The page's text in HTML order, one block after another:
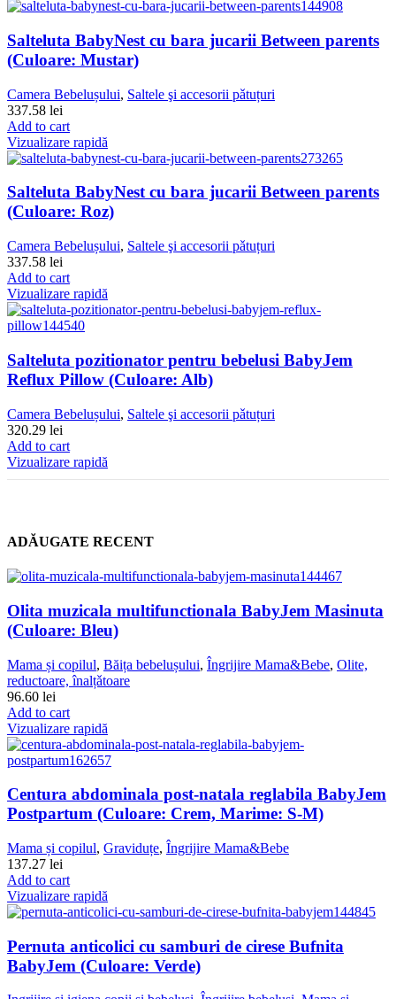
Salteluta BabyNest cu bara jucarii Between parents
(Culoare: Mustar)
Camera Bebelușului, Saltele şi accesorii pǎtuțuri
337.58 lei
Add to cart
Vizualizare rapidă
Salteluta BabyNest cu bara jucarii Between parents
(Culoare: Roz)
Camera Bebelușului, Saltele şi accesorii pǎtuțuri
337.58 lei
Add to cart
Vizualizare rapidă
Salteluta pozitionator pentru bebelusi BabyJem
Reflux Pillow (Culoare: Alb)
Camera Bebelușului, Saltele şi accesorii pǎtuțuri
320.29 lei
Add to cart
Vizualizare rapidă
ADĂUGATE RECENT
Olita muzicala multifunctionala BabyJem Masinuta
(Culoare: Bleu)
Mama și copilul, Băița bebelușului, Îngrijire Mama&Bebe, Olite,
reductoare, înalțǎtoare
96.60 lei
Add to cart
Vizualizare rapidă
Centura abdominala post-natala reglabila BabyJem
Postpartum (Culoare: Crem, Marime: S-M)
Mama și copilul, Graviduțe, Îngrijire Mama&Bebe
137.27 lei
Add to cart
Vizualizare rapidă
Pernuta anticolici cu samburi de cirese Bufnita
BabyJem (Culoare: Verde)